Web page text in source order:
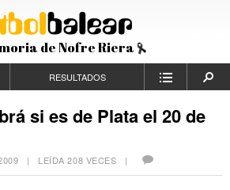
de Nofre Riera
RESULTADOS
si es de Plata el 20 de
| LEÍDA 208 VECES |